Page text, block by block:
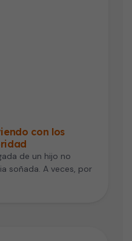
con los
de un hijo no
soñada. A veces, por